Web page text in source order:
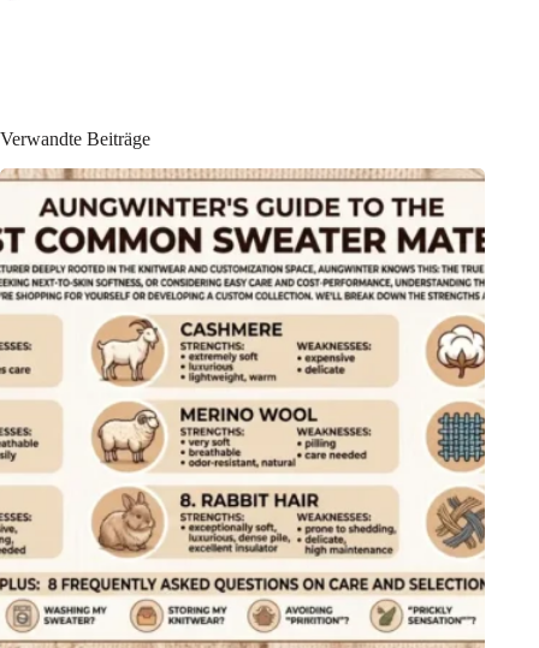
Verwandte Beiträge